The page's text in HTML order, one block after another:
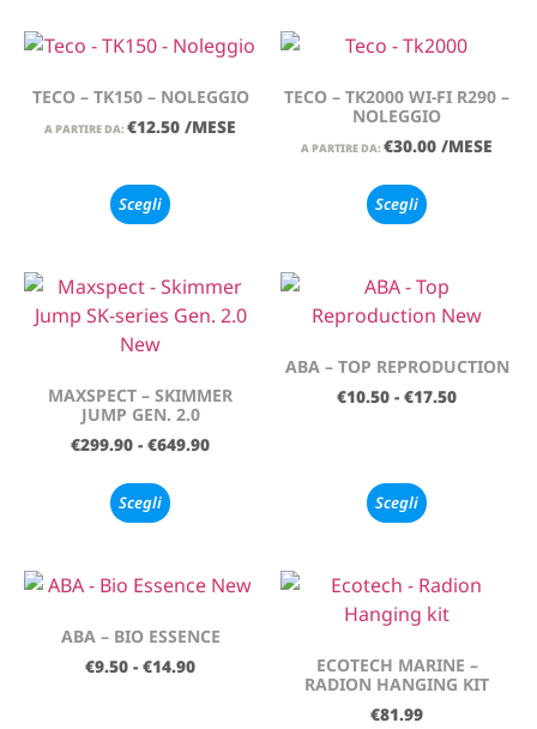
TECO – TK150 – NOLEGGIO
A PARTIRE DA: €12.50 /MESE
Scegli
TECO – TK2000 WI-FI R290 –
NOLEGGIO
A PARTIRE DA: €30.00 /MESE
Scegli
MAXSPECT – SKIMMER
JUMP GEN. 2.0
€299.90 - €649.90
Scegli
ABA – TOP REPRODUCTION
€10.50 - €17.50
Scegli
ABA – BIO ESSENCE
€9.50 - €14.90
ECOTECH MARINE –
RADION HANGING KIT
€81.99